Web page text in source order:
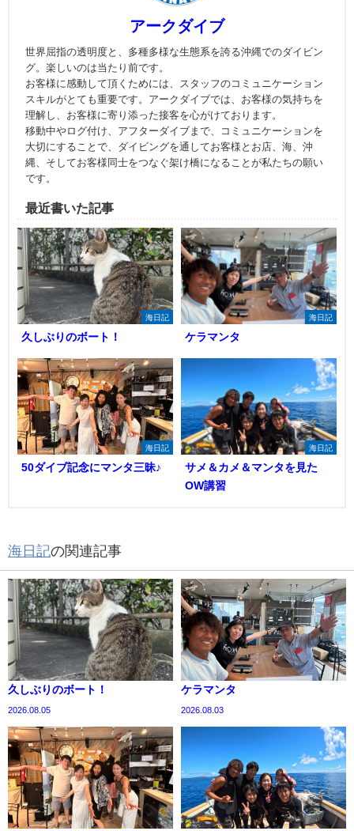
アークダイブ
世界屈指の透明度と、多種多様な生態系を誇る沖縄でのダイビン
グ。楽しいのは当たり前です。
お客様に感動して頂くためには、スタッフのコミュニケーション
スキルがとても重要です。アークダイブでは、お客様の気持ちを
理解し、お客様に寄り添った接客を心がけております。
移動中やログ付け、アフターダイブまで、コミュニケーションを
大切にすることで、ダイビングを通してお客様とお店、海、沖
縄、そしてお客様同士をつなぐ架け橋になることが私たちの願い
です。
最近書いた記事
海日記
久しぶりのボート！
海日記
ケラマンタ
海日記
50ダイブ記念にマンタ三昧♪
海日記
サメ＆カメ＆マンタを見た
OW講習
海日記の関連記事
久しぶりのボート！
2026.08.05
ケラマンタ
2026.08.03